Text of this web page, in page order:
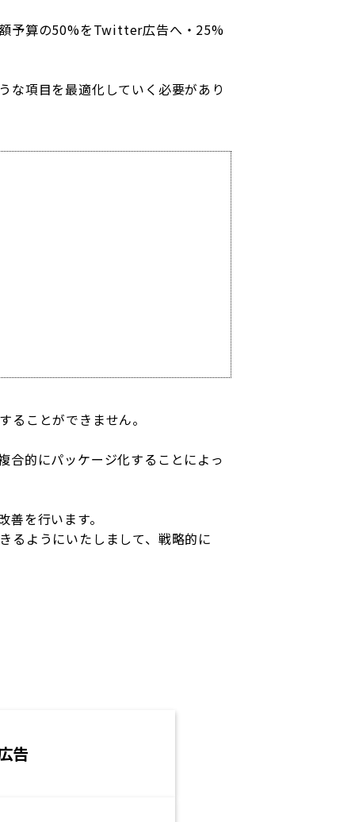
予算の50%をTwitter広告へ・25%
な項目を最適化していく必要があり
ことができません。
合的にパッケージ化することによっ
を行います。
るようにいたしまして、戦略的に
告